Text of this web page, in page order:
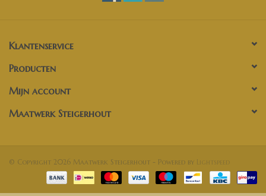
Klantenservice
Producten
Mijn account
Maatwerk Steigerhout
© Copyright 2026 Maatwerk Steigerhout - Powered by Lightspeed